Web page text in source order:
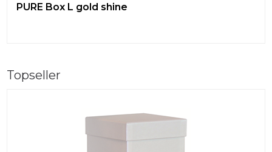
PURE Box L gold shine
Topseller